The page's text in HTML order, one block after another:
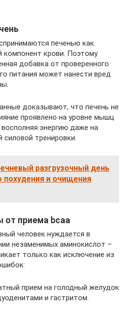
печенью как
компонент крови. Поэтому
добавка от проверенного
питания может нанести вред
доказывают, что печень не
проявлено на уровне мышц
энергию даже на
силовой тренировки.
разгрузочный день
и очищения
приема bcaa
человек нуждается в
незаменимых аминокислот –
только как исключение из
прием на голодный желудок
и гастритом.